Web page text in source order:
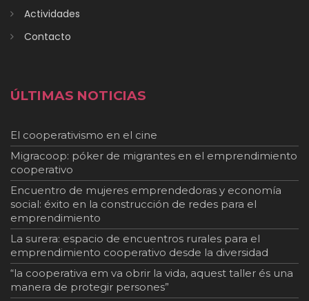
Actividades
Contacto
ÚLTIMAS NOTICIAS
El cooperativismo en el cine
Migracoop: póker de migrantes en el emprendimiento
cooperativo
Encuentro de mujeres emprendedoras y economía
social: éxito en la construcción de redes para el
emprendimiento
La surera: espacio de encuentros rurales para el
emprendimiento cooperativo desde la diversidad
“la cooperativa em va obrir la vida, aquest taller és una
manera de protegir persones”